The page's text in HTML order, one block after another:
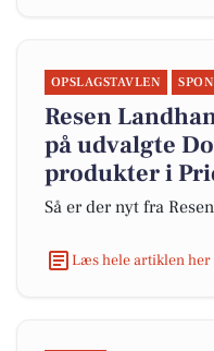
OPSLAGSTAVLEN
Resen
på udvalgte
produkter i
Så er der nyt fra
Læs hele artiklen her